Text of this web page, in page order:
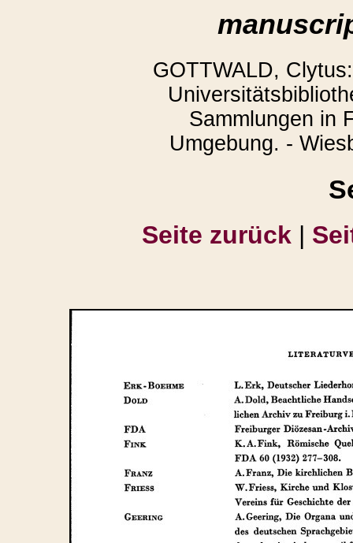
GOTTWALD,
Sammlungen in
Umgebung. -
Seite zurück |